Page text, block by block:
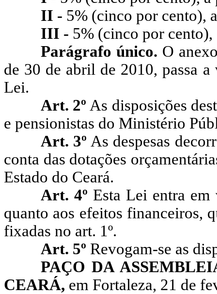
II - 5% (cinco por cento),
III - 5% (cinco por cento),
Parágrafo único. O
de 30 de abril de 2010, passa
Lei.
Art. 2º As disposições
e pensionistas do Ministério
Art. 3º As despesas
conta das dotações
Estado do Ceará.
Art. 4º Esta Lei entra
quanto aos efeitos financeiros,
fixadas no art. 1º.
Art. 5º Revogam-se as
PAÇO DA
CEARÁ, em Fortaleza, 21 de